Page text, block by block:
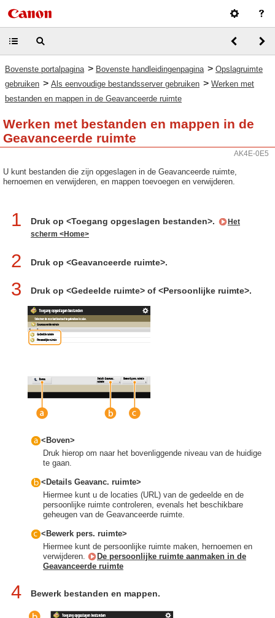
Bovenste portalpagina > Bovenste handleidingenpagina > Opslagruimte
gebruiken > Als eenvoudige bestandsserver gebruiken > Werken met
bestanden en mappen in de Geavanceerde ruimte
Werken met bestanden en mappen in de
Geavanceerde ruimte
AK4E-0E5
U kunt bestanden die zijn opgeslagen in de Geavanceerde ruimte,
hernoemen en verwijderen, en mappen toevoegen en verwijderen.
1 Druk op <Toegang opgeslagen bestanden>.
Het
scherm <Home>
2 Druk op <Geavanceerde ruimte>.
3 Druk op <Gedeelde ruimte> of <Persoonlijke ruimte>.
<Boven>
Druk hierop om naar het bovenliggende niveau van de huidige
te gaan.
<Details Geavanc. ruimte>
Hiermee kunt u de locaties (URL) van de gedeelde en de
persoonlijke ruimte controleren, evenals het beschikbare
geheugen van de Geavanceerde ruimte.
<Bewerk pers. ruimte>
Hiermee kunt de persoonlijke ruimte maken, hernoemen en
verwijderen.
De persoonlijke ruimte aanmaken in de
Geavanceerde ruimte
4 Bewerk bestanden en mappen.